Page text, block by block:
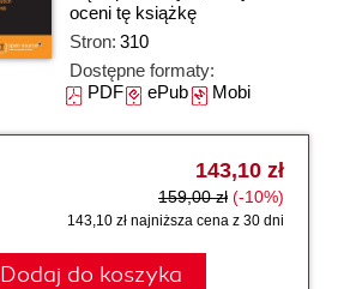
oceni tę książkę
Stron: 310
Dostępne formaty:
PDFePubMobi
143,10 zł
159,00 zł (-10%)
143,10 zł najniższa cena z 30 dni
Dodaj do koszyka